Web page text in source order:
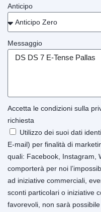
Anticipo
Messaggio
Accetta le condizioni sulla
richiesta
Utilizzo dei suoi dati
E-mail) per finalità di
quali: Facebook, Instagram,
comporterà per noi
ad iniziative commerciali,
sconti particolari o iniziative
favorevoli, non sarà